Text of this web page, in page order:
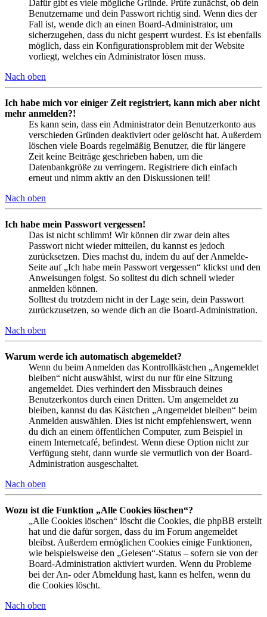
Dafür gibt es viele mögliche Gründe. Prüfe zunächst, ob dein
Benutzername und dein Passwort richtig sind. Wenn dies der
Fall ist, wende dich an einen Board-Administrator, um
sicherzugehen, dass du nicht gesperrt wurdest. Es ist ebenfalls
möglich, dass ein Konfigurationsproblem mit der Website
vorliegt, welches ein Administrator lösen muss.
Nach oben
Ich habe mich vor einiger Zeit registriert, kann mich aber nicht
mehr anmelden?!
Es kann sein, dass ein Administrator dein Benutzerkonto aus
verschieden Gründen deaktiviert oder gelöscht hat. Außerdem
löschen viele Boards regelmäßig Benutzer, die für längere
Zeit keine Beiträge geschrieben haben, um die
Datenbankgröße zu verringern. Registriere dich einfach
erneut und nimm aktiv an den Diskussionen teil!
Nach oben
Ich habe mein Passwort vergessen!
Das ist nicht schlimm! Wir können dir zwar dein altes
Passwort nicht wieder mitteilen, du kannst es jedoch
zurücksetzen. Dies machst du, indem du auf der Anmelde-
Seite auf „Ich habe mein Passwort vergessen“ klickst und den
Anweisungen folgst. So solltest du dich schnell wieder
anmelden können.
Solltest du trotzdem nicht in der Lage sein, dein Passwort
zurückzusetzen, so wende dich an die Board-Administration.
Nach oben
Warum werde ich automatisch abgemeldet?
Wenn du beim Anmelden das Kontrollkästchen „Angemeldet
bleiben“ nicht auswählst, wirst du nur für eine Sitzung
angemeldet. Dies verhindert den Missbrauch deines
Benutzerkontos durch einen Dritten. Um angemeldet zu
bleiben, kannst du das Kästchen „Angemeldet bleiben“ beim
Anmelden auswählen. Dies ist nicht empfehlenswert, wenn
du dich an einem öffentlichen Computer, zum Beispiel in
einem Internetcafé, befindest. Wenn diese Option nicht zur
Verfügung steht, dann wurde sie vermutlich von der Board-
Administration ausgeschaltet.
Nach oben
Wozu ist die Funktion „Alle Cookies löschen“?
„Alle Cookies löschen“ löscht die Cookies, die phpBB erstellt
hat und die dafür sorgen, dass du im Forum angemeldet
bleibst. Außerdem ermöglichen Cookies einige Funktionen,
wie beispielsweise den „Gelesen“-Status – sofern sie von der
Board-Administration aktiviert wurden. Wenn du Probleme
bei der An- oder Abmeldung hast, kann es helfen, wenn du
die Cookies löscht.
Nach oben